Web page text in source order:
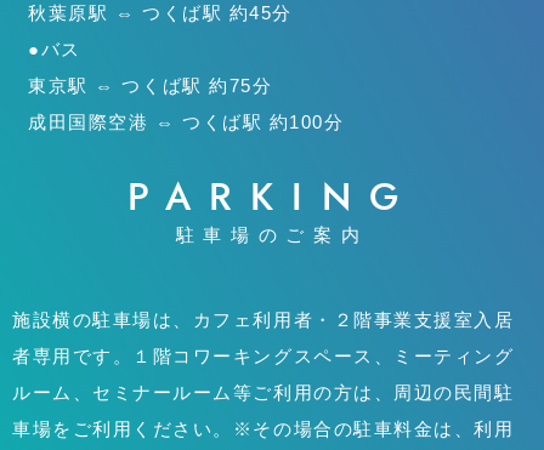
秋葉原駅 ⇔ つくば駅 約45分
●バス
東京駅 ⇔ つくば駅 約75分
成田国際空港 ⇔ つくば駅 約100分
PARKING
駐車場のご案内
施設横の駐車場は、カフェ利用者・２階事業支援室入居
者専用です。１階コワーキングスペース、ミーティング
ルーム、セミナールーム等ご利用の方は、周辺の民間駐
車場をご利用ください。※その場合の駐車料金は、利用